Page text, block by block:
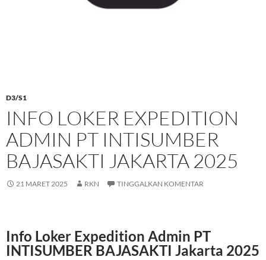
D3/S1
INFO LOKER EXPEDITION
ADMIN PT INTISUMBER
BAJASAKTI JAKARTA 2025
21 MARET 2025 RKN TINGGALKAN KOMENTAR
Info Loker Expedition Admin PT
INTISUMBER BAJASAKTI Jakarta 2025